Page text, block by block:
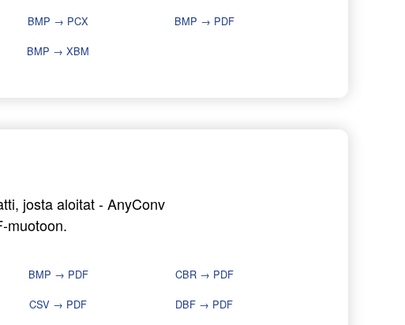
BMP → PCX
BMP → PDF
BMP → XBM
josta aloitat - AnyConv
muotoon.
BMP → PDF
CBR → PDF
CSV → PDF
DBF → PDF